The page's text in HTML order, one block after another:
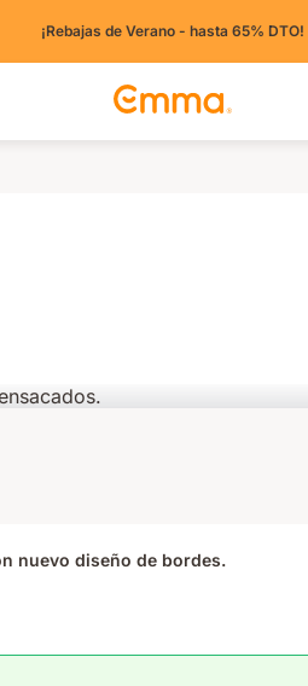
¡Rebajas de Verano - hasta 65% DTO!
nuevo diseño de bordes.